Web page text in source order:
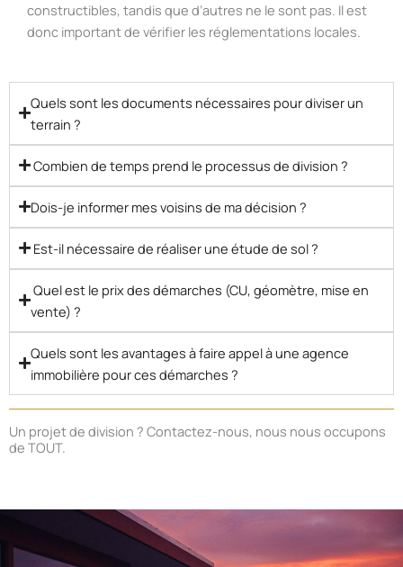
constructibles, tandis que d’autres ne le sont pas. Il est
donc important de vérifier les réglementations locales.
Quels sont les documents nécessaires pour diviser un
terrain ?
Combien de temps prend le processus de division ?
Dois-je informer mes voisins de ma décision ?
Est-il nécessaire de réaliser une étude de sol ?
Quel est le prix des démarches (CU, géomètre, mise en
vente) ?
Quels sont les avantages à faire appel à une agence
immobilière pour ces démarches ?
Un projet de division ? Contactez-nous, nous nous occupons
de TOUT.